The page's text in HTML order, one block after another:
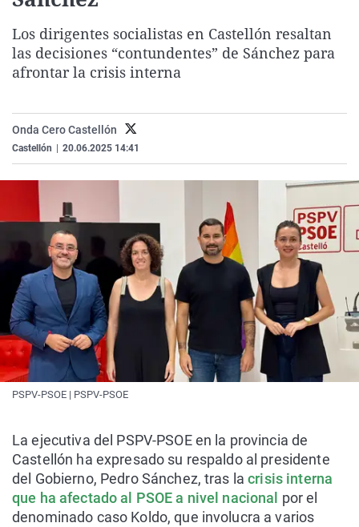
Gente viajera
Retornados
Galicia
Televisión
Los dirigentes socialistas en Castellón resaltan
las decisiones “contundentes” de Sánchez para
afrontar la crisis interna
Onda Cero Castellón
Castellón 20.06.2025 14:41
PSPV-PSOE | PSPV-PSOE
La ejecutiva del PSPV-PSOE en la provincia de
Castellón ha expresado su respaldo al presidente
del Gobierno, Pedro Sánchez, tras lacrisis interna
que ha afectado al PSOE a nivel nacional por el
denominado caso Koldo, que involucra a varios